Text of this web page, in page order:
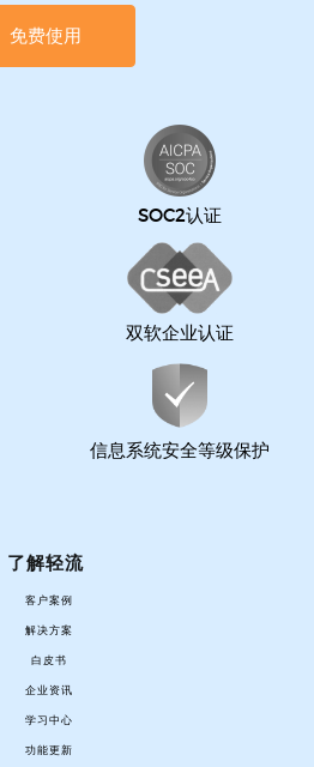
免费使用
SOC2认证
双软企业认证
信息系统安全等级保护
了解轻流
客户案例
解决方案
白皮书
企业资讯
学习中心
功能更新